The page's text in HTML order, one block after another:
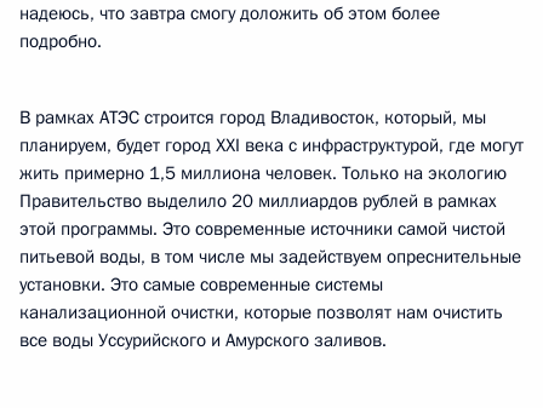
надеюсь, что завтра смогу доложить об этом более
подробно.
В рамках АТЭС строится город Владивосток, который, мы
планируем, будет город XXI века с инфраструктурой, где могут
жить примерно 1,5 миллиона человек. Только на экологию
Правительство выделило 20 миллиардов рублей в рамках
этой программы. Это современные источники самой чистой
питьевой воды, в том числе мы задействуем опреснительные
установки. Это самые современные системы
канализационной очистки, которые позволят нам очистить
все воды Уссурийского и Амурского заливов.